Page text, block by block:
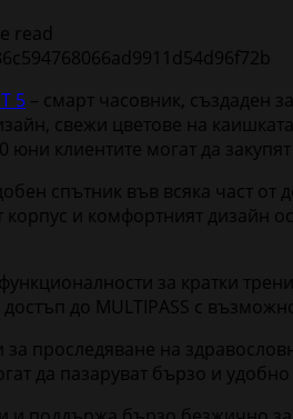
read
5 – смарт часовник, създаден
свежи цветове на
клиентите могат да
спътник във всяка част
и комфортният дизайн
за кратки
до MULTIPASS с
проследяване на
да пазаруват бързо и